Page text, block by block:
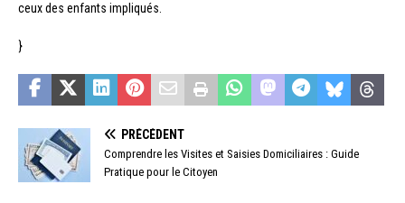
ceux des enfants impliqués.
}
PRÉCÉDENT
Comprendre les Visites et Saisies Domiciliaires : Guide
Pratique pour le Citoyen